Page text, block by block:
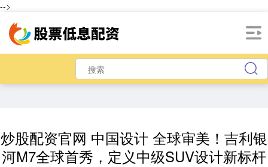
-->
炒股配资官网 中国设计 全球审美！吉利银
河M7全球首秀，定义中级SUV设计新标杆